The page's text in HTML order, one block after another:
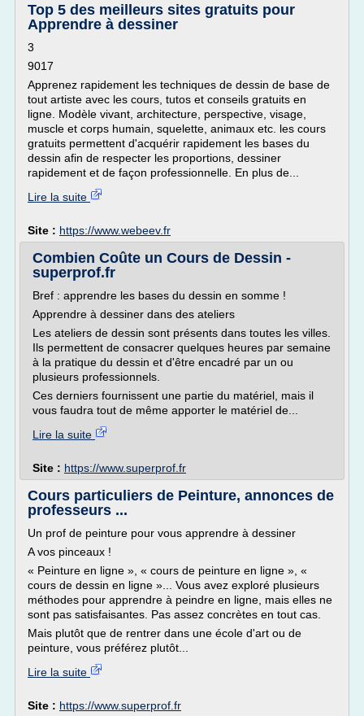
Top 5 des meilleurs sites gratuits pour
Apprendre à dessiner
3
9017
Apprenez rapidement les techniques de dessin de base de
tout artiste avec les cours, tutos et conseils gratuits en
ligne. Modèle vivant, architecture, perspective, visage,
muscle et corps humain, squelette, animaux etc. les cours
gratuits permettent d'acquérir rapidement les bases du
dessin afin de respecter les proportions, dessiner
rapidement et de façon professionnelle. En plus de...
Lire la suite
Site : https://www.webeev.fr
Combien Coûte un Cours de Dessin -
superprof.fr
Bref : apprendre les bases du dessin en somme !
Apprendre à dessiner dans des ateliers
Les ateliers de dessin sont présents dans toutes les villes.
Ils permettent de consacrer quelques heures par semaine
à la pratique du dessin et d'être encadré par un ou
plusieurs professionnels.
Ces derniers fournissent une partie du matériel, mais il
vous faudra tout de même apporter le matériel de...
Lire la suite
Site : https://www.superprof.fr
Cours particuliers de Peinture, annonces de
professeurs ...
Un prof de peinture pour vous apprendre à dessiner
A vos pinceaux !
« Peinture en ligne », « cours de peinture en ligne », «
cours de dessin en ligne »... Vous avez exploré plusieurs
méthodes pour apprendre à peindre en ligne, mais elles ne
sont pas satisfaisantes. Pas assez concrètes en tout cas.
Mais plutôt que de rentrer dans une école d'art ou de
peinture, vous préférez plutôt...
Lire la suite
Site : https://www.superprof.fr